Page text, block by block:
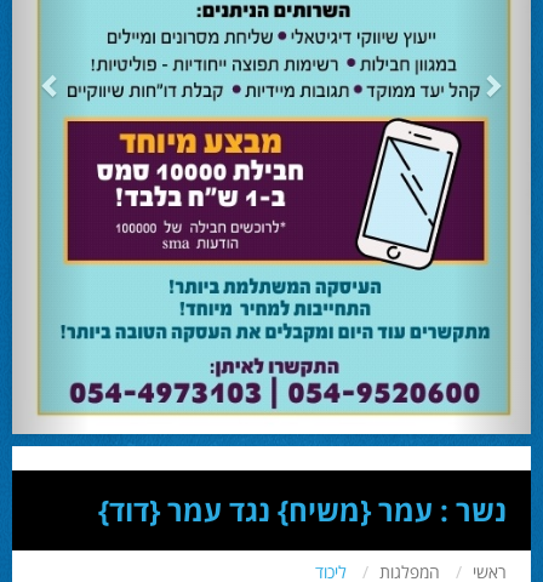
השרה מירי רגב קוראת לבוא ולהצביע ולהשפיע 24.02.24
השרה מירי רגב קוראת לבוא ולהצביע ולהשפיע בבחירות המוניציפליות שיתקיימו ביום
אוהד שגב הפסיד בעכו
עמיחי בן שלוש מקורבו של השר ניר ברקת ניצח את הבחירות בעכו ויכהן כראש העיר.
מחל זכתה במנדט אחד בבאר שבע
עו''ד אמנון כהן שעומד בראש רשימת מחל למועצת העיר זכה במנדט אחד ואילו שמעון
בוקר שהתמודד אף הוא למועצה לא הצליח להיבחר.
המשבר בליכוד העולמי 23.10.24
האם ההסכם של מיקי זוהר מחזק את הימין או השמאל? האם ההסכם חוקי או לא?שמירה
או הדחה? ומה יחליט בעתיד המרכז? עוד שנה בחירות בליכוד העולמי . הכל במגזין
המלא - עמ' 4.
נשר : עמר {משיח} נגד עמר {דוד}
ראשי המפלגות ליכוד